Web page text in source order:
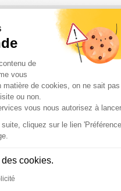
/ Présidentielle 2027 :
/ « Cadavre de vache
français.